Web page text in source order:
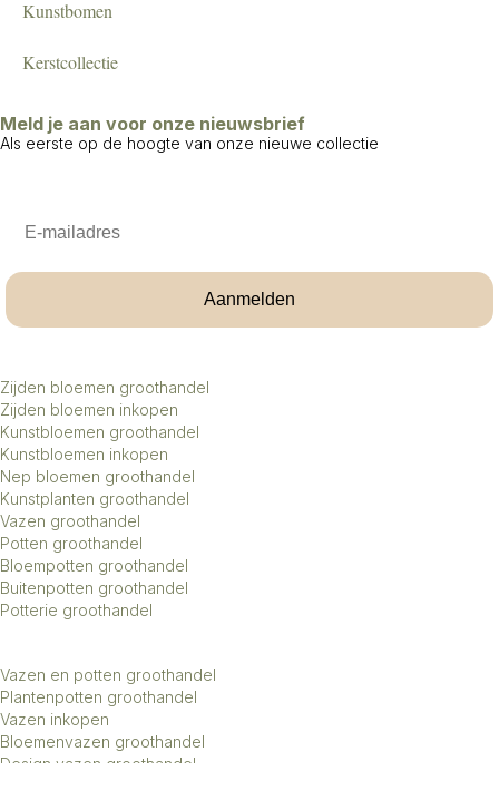
Kunstbomen
Kerstcollectie
Meld je aan voor onze nieuwsbrief
Als eerste op de hoogte van onze nieuwe collectie
Aanmelden
Zijden bloemen groothandel
Zijden bloemen inkopen
Kunstbloemen groothandel
Kunstbloemen inkopen
Nep bloemen groothandel
Kunstplanten groothandel
Vazen groothandel
Potten groothandel
Bloempotten groothandel
Buitenpotten groothandel
Potterie groothandel
Vazen en potten groothandel
Plantenpotten groothandel
Vazen inkopen
Bloemenvazen groothandel
Design vazen groothandel